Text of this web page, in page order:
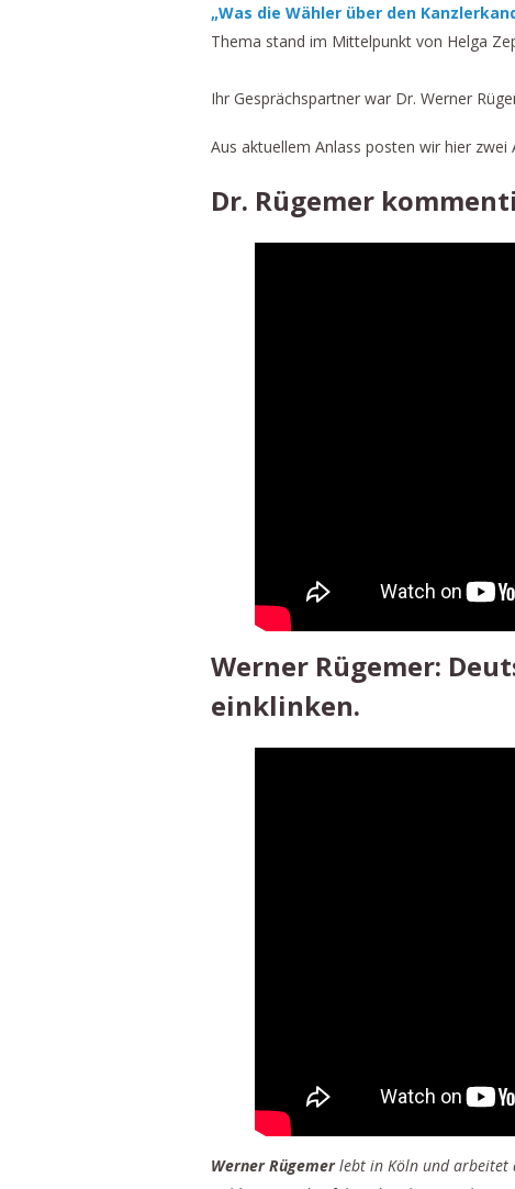
„Was die Wähler über den
Thema stand im Mittelpunkt von Helga
Ihr Gesprächspartner war Dr. Werner
Aus aktuellem Anlass posten wir hier zwei
Dr. Rügemer
Werner Rügemer:
einklinken.
Werner Rügemerlebt in Köln und arbeitet